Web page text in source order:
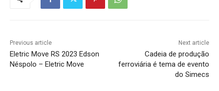
Previous article
Eletric Move RS 2023 Edson
Néspolo – Eletric Move
Next article
Cadeia de produção
ferroviária é tema de evento
do Simecs